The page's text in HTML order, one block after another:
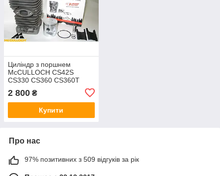
Циліндр з поршнем
McCULLOCH CS42S
CS330 CS360 CS360T
CS420T Mac 7-38 7-40 7-
42, 5300718-85
2 800 ₴
Купити
Про нас
97% позитивних з 509 відгуків за рік